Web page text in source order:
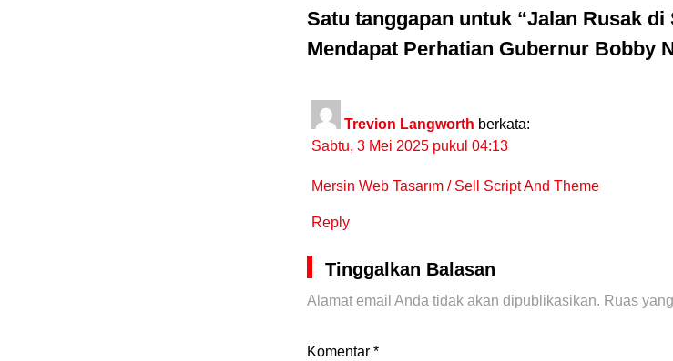
Satu tanggapan untuk “Jalan Rusak di
Mendapat Perhatian Gubernur Bobby
Trevion Langworth berkata:
Sabtu, 3 Mei 2025 pukul 04:13
Mersin Web Tasarım / Sell Script And Theme
Reply
Tinggalkan Balasan
Alamat email Anda tidak akan dipublikasikan. Ruas
Komentar *